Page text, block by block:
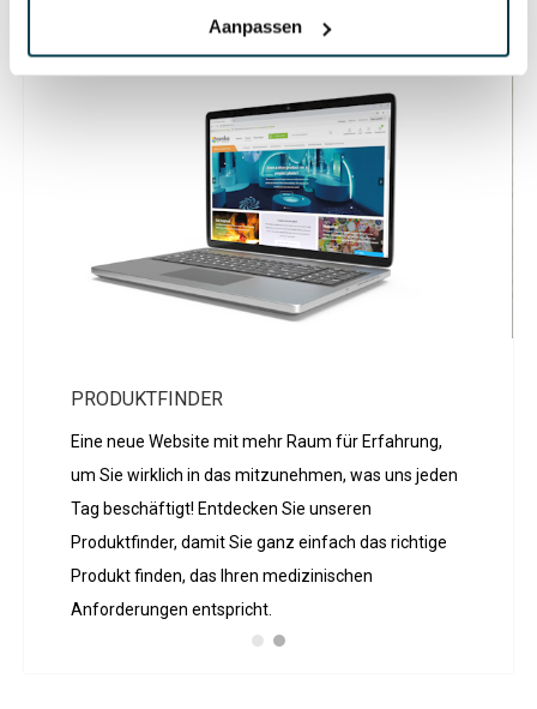
Aanpassen
PRODUKTFINDER
Eine neue Website mit mehr Raum für Erfahrung,
um Sie wirklich in das mitzunehmen, was uns jeden
Tag beschäftigt! Entdecken Sie unseren
Produktfinder, damit Sie ganz einfach das richtige
Produkt finden, das Ihren medizinischen
Anforderungen entspricht.